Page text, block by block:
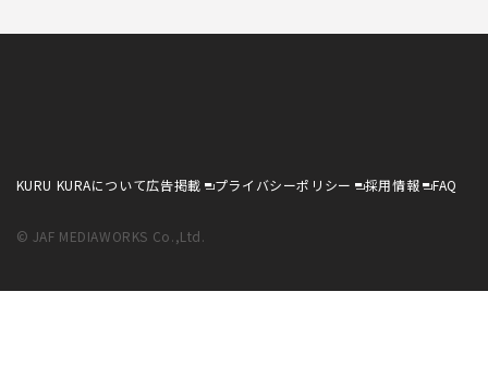
KURU KURAについて広告掲載 プライバシーポリシー 採用情報 FAQ
© JAF MEDIAWORKS Co.,Ltd.